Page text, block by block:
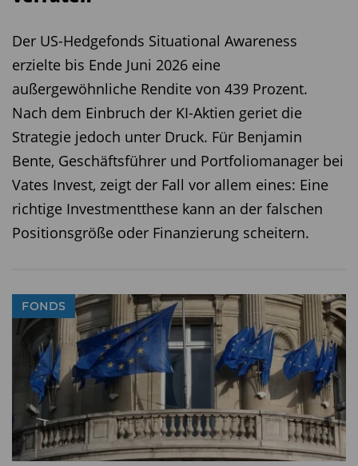
Diesen Beitrag teilen:
Der US-Hedgefonds Situational Awareness
erzielte bis Ende Juni 2026 eine
außergewöhnliche Rendite von 439 Prozent.
Nach dem Einbruch der KI-Aktien geriet die
Strategie jedoch unter Druck. Für Benjamin
Bente, Geschäftsführer und Portfoliomanager bei
Vates Invest, zeigt der Fall vor allem eines: Eine
richtige Investmentthese kann an der falschen
Positionsgröße oder Finanzierung scheitern.
FONDS